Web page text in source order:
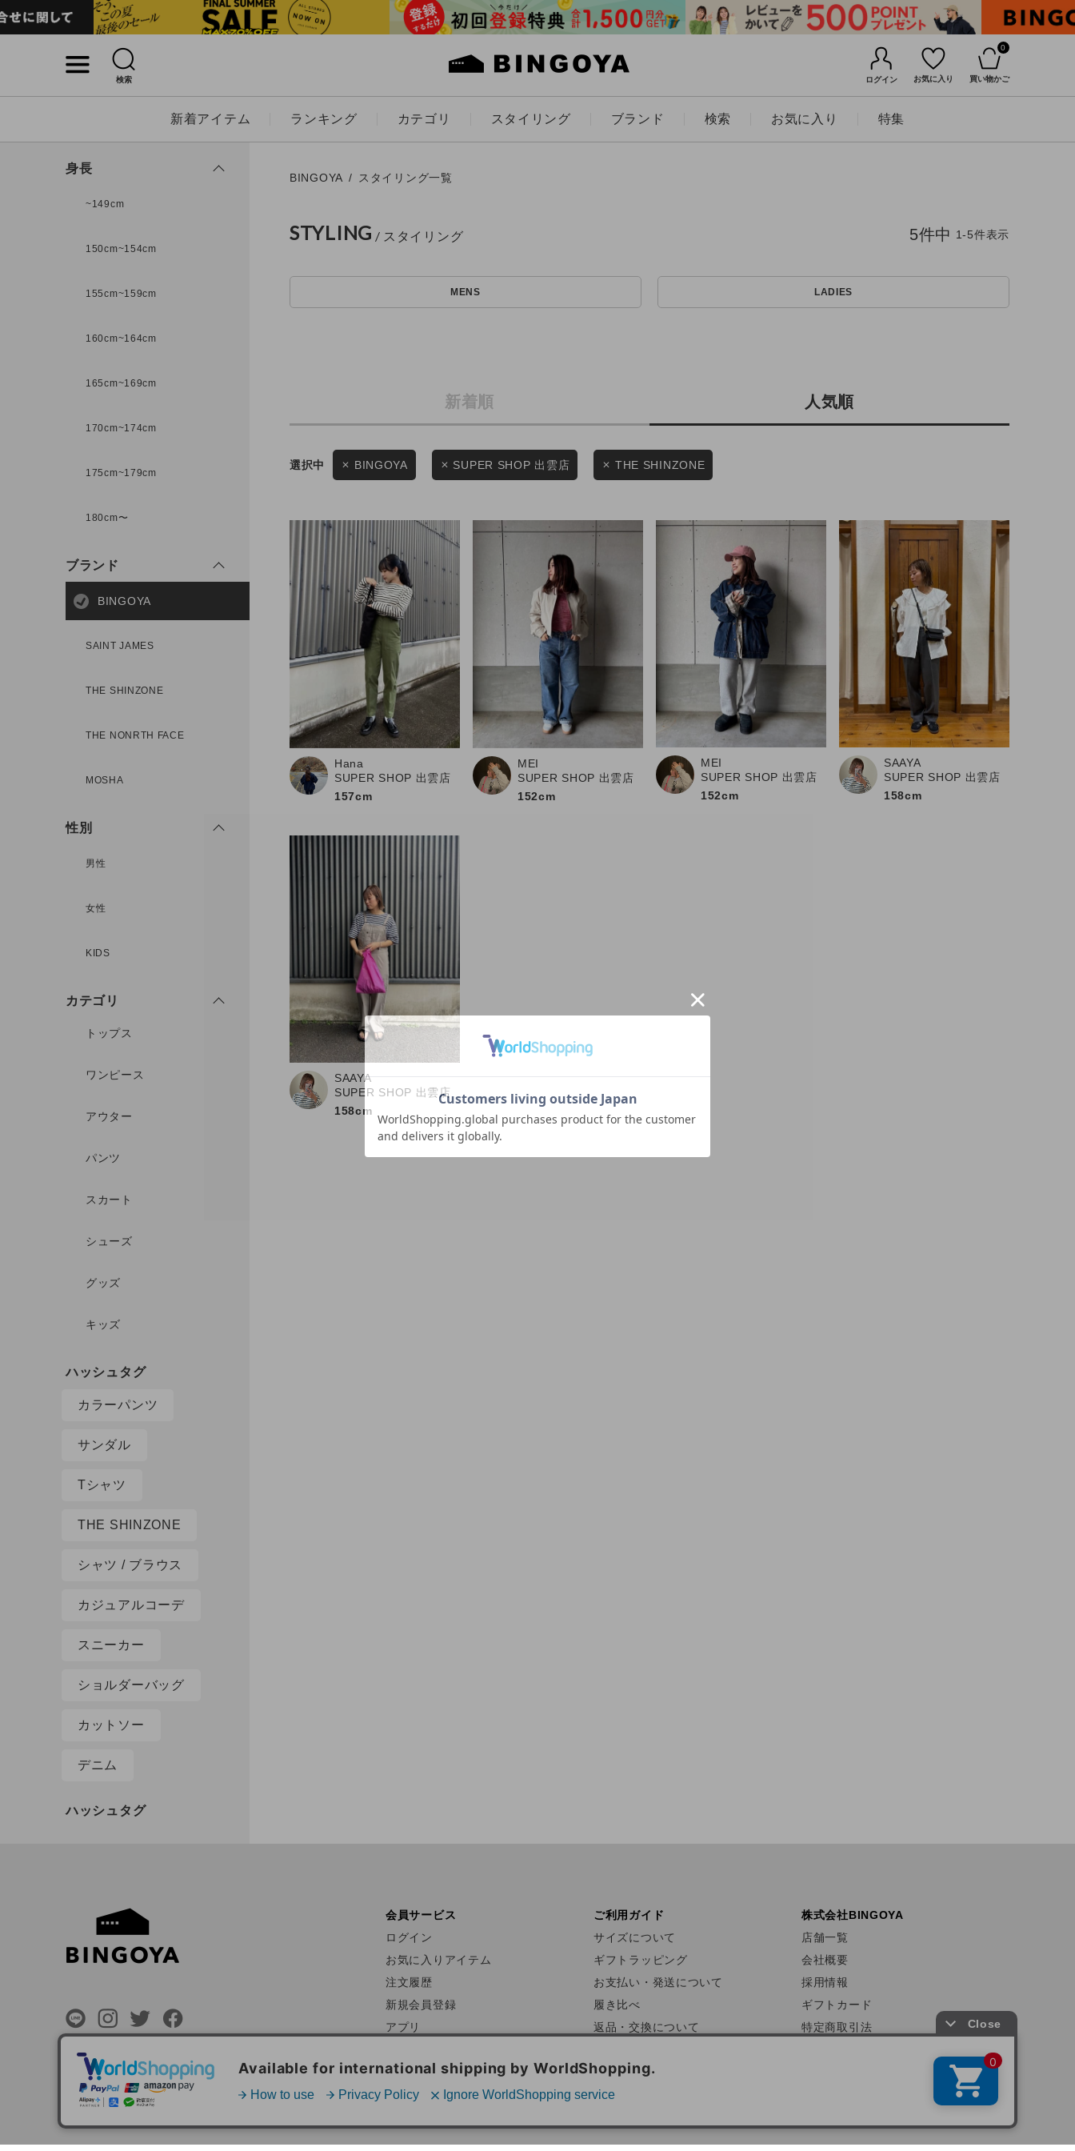
検索 ログイン お気に入り
0
買い物かご
新着アイテム ランキング カテゴリ スタイリング ブランド 検索 お気に入り 特集
ログイン / マイページ
お気に入りアイテム
新規会員登録
アイテムを探す
スタイリングから探す
WEB限定アイテムを探す
BINGOYAについて
採用情報
お知らせ・ご利用ガイド
お知らせ
ご利用ガイド
ギフトラッピング
お問い合わせ
BINGOYA
無料公式アプリダウンロード
キーワード
LADIES KIDS
価格
セール価格
在庫
在庫あり 在庫なし含む
この条件で絞り込む
身長
~149cm
150cm~154cm
155cm~159cm
160cm~164cm
165cm~169cm
170cm~174cm
175cm~179cm
180cm〜
ブランド
BINGOYA
SAINT JAMES
THE SHINZONE
THE NONRTH FACE
MOSHA
性別
男性
女性
KIDS
カテゴリ
トップス
ワンピース
アウター
パンツ
スカート
シューズ
グッズ
キッズ
カラーパンツ
サンダル
Tシャツ
THE SHINZONE
シャツ / ブラウス
カジュアルコーデ
スニーカー
ショルダーバッグ
カットソー
デニム
BINGOYA スタイリング一覧
STYLING
MENS LADIES
新着順 人気順
5件中 1-5件表示
BINGOYA SUPER SHOP 出雲店 THE SHINZONE
Hana
SUPER SHOP 出雲店
157cm
MEI
SUPER SHOP 出雲店
152cm
MEI
SUPER SHOP 出雲店
152cm
SAAYA
SUPER SHOP 出雲店
158cm
SAAYA
SUPER SHOP 出雲店
158cm
会員サービス
ログイン
お気に入りアイテム
注文履歴
新規会員登録
アプリ
ご利用ガイド
サイズについて
ギフトラッピング
お支払い・発送について
履き比べ
返品・交換について
お問い合わせ
株式会社BINGOYA
店舗一覧
会社概要
採用情報
ギフトカード
特定商取引法
©BINGOYA Co,.Ltd.